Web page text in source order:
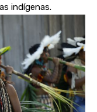
indígenas.